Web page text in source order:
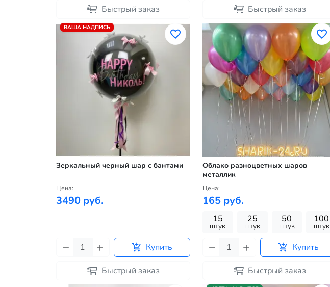
Быстрый заказ Быстрый заказ
ВАША НАДПИСЬ
Зеркальный черный шар с бантами
Цена:
3490 руб.
Купить
Быстрый заказ
Облако разноцветных шаров
металлик
Цена:
165 руб.
15
штук
25
штук
50
штук
100
штук
Купить
Быстрый заказ